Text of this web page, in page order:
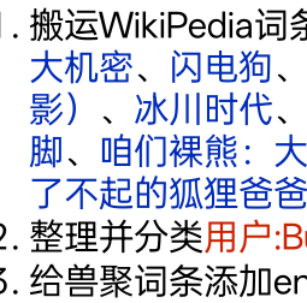
搬运WikiPedia词
大机密、 闪电狗、
影） 、 冰川时代、
脚、 咱们裸熊：
了不起的狐狸爸爸
整理并分类用户
给兽聚词条添加